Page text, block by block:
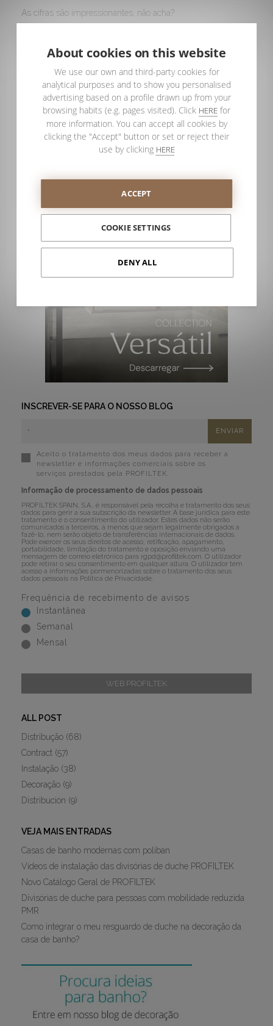
As cifras são impressionantes, não acha?
da PROFILTEK?
Mude a sua situação agora mesmo inscrevendo-se
como distribuidor da PROFILTEK.
Vai vender mais, mais rapidamente e vai poupar muito
INSCREVER-SE PARA O NOSSO BLOG
Aceito o tratamento dos meus dados para receber a
newsletter e informações comerciais sobre os
serviços prestados pela PROFILTEK.
Informação de processamento de dados pessoais
PROFILTEK SPAIN, S.A., é responsável pela recolha e tratamento dos seus
dados para gerir a sua subscrição da newsletter. A base jurídica para este
tratamento é o consentimento do utilizador. Estes dados não serão
comunicados a terceiros, a menos que sejam legalmente obrigados a
fazê-lo, nem serão objeto de transferências internacionais de dados.
Pode exercer os seus direitos de acesso, retificação, apagamento,
portabilidade, limitação do tratamento e oposição enviando uma
mensagem de correio eletrónico para rgpd@profiltek.com . O utilizador
pode retirar o seu consentimento em qualquer altura. O utilizador tem
acesso a informações pormenorizadas sobre o tratamento dos seus
dados pessoais na Política de Privacidade
Frequência de recebimento de avisos
Instantânea
Semanal
Mensal
WEB PROFILTEK
ALL POST
Distribução (68)
Contract (57)
Instalação (38)
Decoração (9)
Distribución (9)
VEJA MAIS ENTRADAS
Casas de banho modernas com poliban
Vídeos de instalação das divisórias de duche PROFILTEK
Novo Catálogo Geral de PROFILTEK
Divisórias de duche para pessoas com mobilidade reduzida
PMR
Como integrar o meu resguardo de duche na decoração da
casa de banho?
About cookies on this website
We use our own and third-party cookies for
analytical purposes and to show you personalised
advertising based on a profile drawn up from your
browsing habits (e.g. pages visited). Click HERE for
more information. You can accept all cookies by
clicking the "Accept" button or set or reject their
use by clicking HERE
ACCEPT
COOKIE SETTINGS
DENY ALL